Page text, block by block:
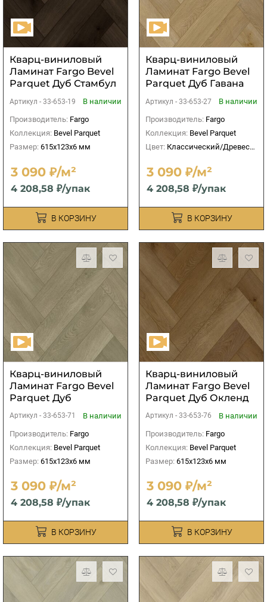
Кварц-виниловый
Ламинат Fargo Bevel
Parquet Дуб Стамбул
Артикул - 33-653-19
В наличии
Производитель: Fargo
Коллекция: Bevel Parquet
Размер: 615x123x6 мм
3 090 ₽/м²
4 208,58 ₽/упак
В КОРЗИНУ
Кварц-виниловый
Ламинат Fargo Bevel
Parquet Дуб Гавана
Артикул - 33-653-27
В наличии
Производитель: Fargo
Коллекция: Bevel Parquet
Цвет: Классический/Древесный
3 090 ₽/м²
4 208,58 ₽/упак
В КОРЗИНУ
Кварц-виниловый
Ламинат Fargo Bevel
Parquet Дуб
Артикул - 33-653-71
В наличии
Производитель: Fargo
Коллекция: Bevel Parquet
Размер: 615x123x6 мм
3 090 ₽/м²
4 208,58 ₽/упак
В КОРЗИНУ
Кварц-виниловый
Ламинат Fargo Bevel
Parquet Дуб Окленд
Артикул - 33-653-76
В наличии
Производитель: Fargo
Коллекция: Bevel Parquet
Размер: 615x123x6 мм
3 090 ₽/м²
4 208,58 ₽/упак
В КОРЗИНУ